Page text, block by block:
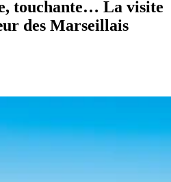
touchante… La visite
des Marseillais